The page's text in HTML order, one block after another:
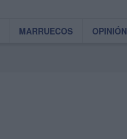
MARRUECOS OPINIÓN